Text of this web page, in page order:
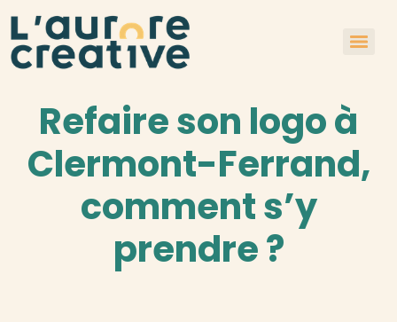
Refaire son logo à
Clermont-Ferrand,
comment s’y
prendre ?